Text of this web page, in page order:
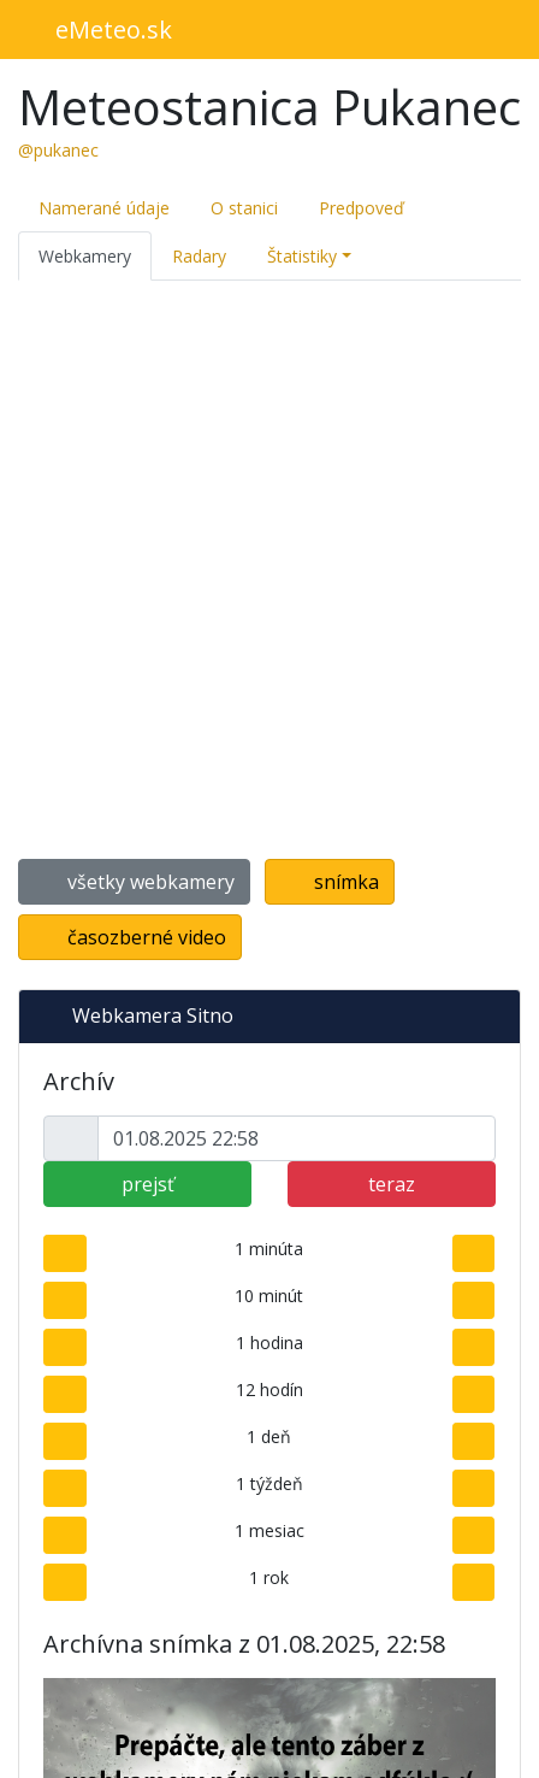
eMeteo.sk
Meteostanica Pukanec
@pukanec
Namerané údaje O stanici Predpoveď
Webkamery Radary Štatistiky
všetky webkamery snímka
časozberné video
Webkamera Sitno
Archív
prejsť teraz
1 minúta
10 minút
1 hodina
12 hodín
1 deň
1 týždeň
1 mesiac
1 rok
Archívna snímka z 01.08.2025, 22:58